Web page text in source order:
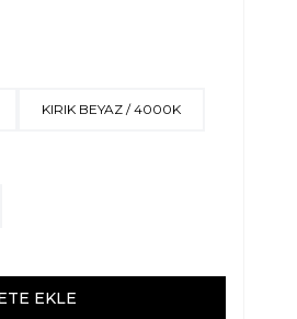
KIRIK BEYAZ / 4000K
EKLE